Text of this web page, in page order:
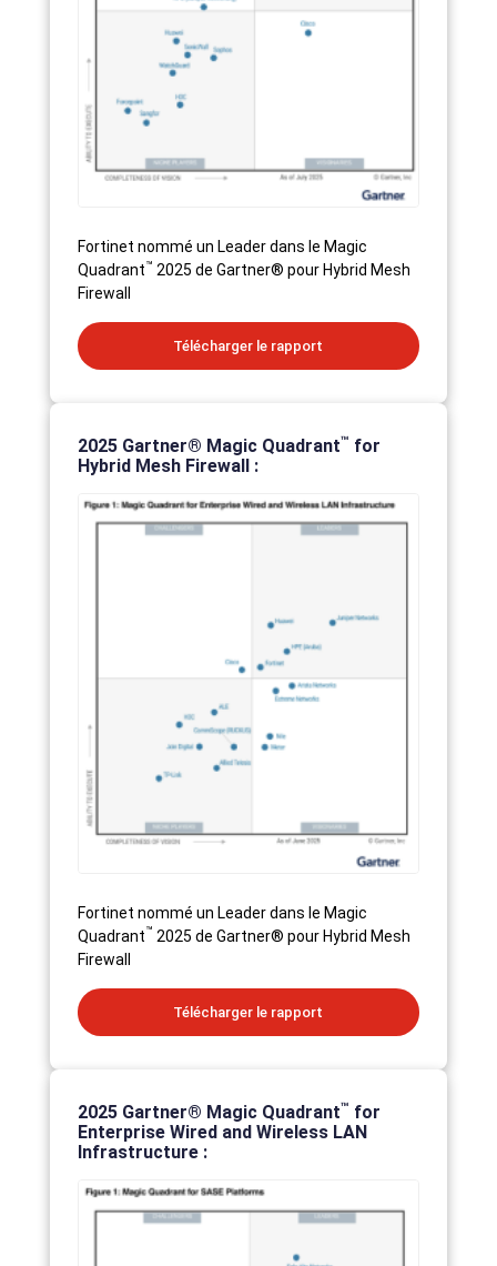
Fortinet nommé un Leader dans le Magic
Quadrant™ 2025 de Gartner® pour Hybrid Mesh
Firewall
Télécharger le rapport
2025 Gartner® Magic Quadrant™ for
Hybrid Mesh Firewall :
Fortinet nommé un Leader dans le Magic
Quadrant™ 2025 de Gartner® pour Hybrid Mesh
Firewall
Télécharger le rapport
2025 Gartner® Magic Quadrant™ for
Enterprise Wired and Wireless LAN
Infrastructure :